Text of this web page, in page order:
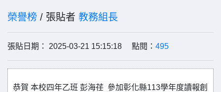
榮譽榜 / 張貼者 教務組長
張貼日期： 2025-03-21 15:15:18 點閱： 495
恭賀 本校四年乙班 彭海荏 參加彰化縣113學年度讀報創